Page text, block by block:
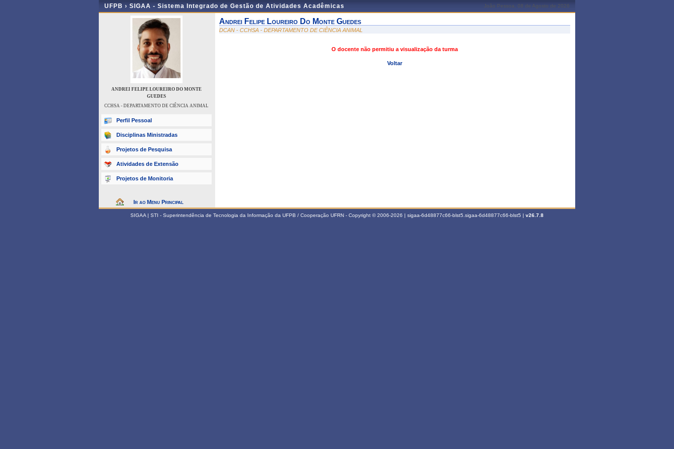
UFPB › SIGAA - Sistema Integrado de Gestão de Atividades Acadêmicas João Pessoa, 08 de Agosto de 2026
ANDREI FELIPE LOUREIRO DO MONTE
GUEDES
CCHSA - DEPARTAMENTO DE CIÊNCIA ANIMAL
Perfil Pessoal
Disciplinas Ministradas
Projetos de Pesquisa
Atividades de Extensão
Projetos de Monitoria
Ir ao Menu Principal
Andrei Felipe Loureiro Do Monte Guedes
DCAN - CCHSA - DEPARTAMENTO DE CIÊNCIA ANIMAL
O docente não permitiu a visualização da turma
Voltar
SIGAA | STI - Superintendência de Tecnologia da Informação da UFPB / Cooperação UFRN - Copyright © 2006-2026 | sigaa-6d48877c66-blst5.sigaa-6d48877c66-blst5 | v26.7.8